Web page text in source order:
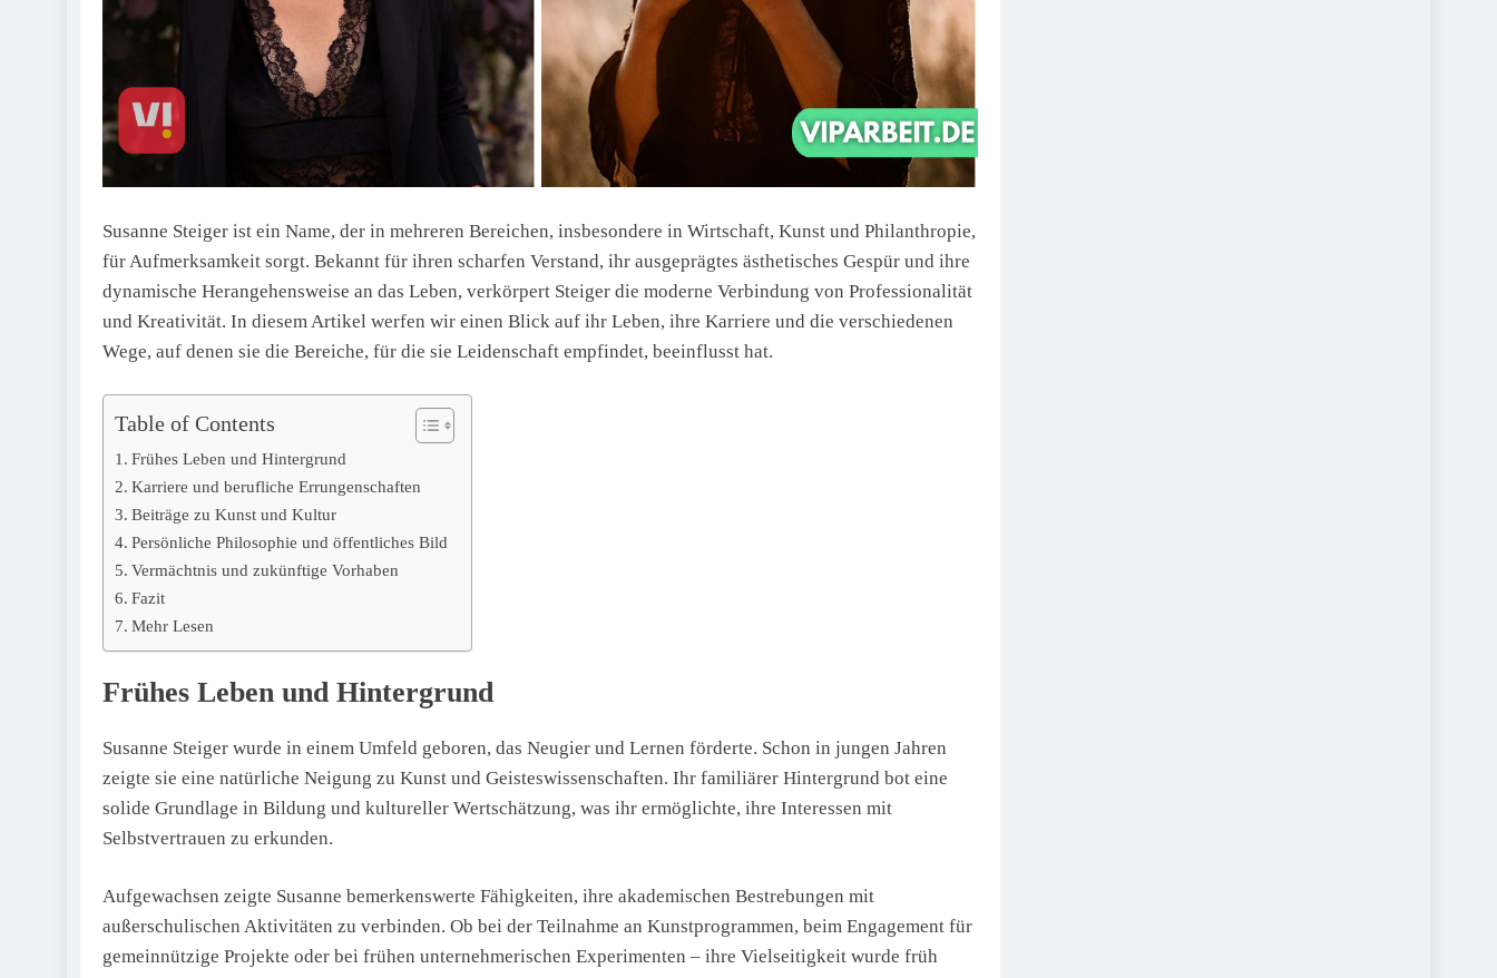
Susanne Steiger ist ein Name, der in mehreren Bereichen, insbesondere in Wirtschaft, Kunst und Philanthropie,
für Aufmerksamkeit sorgt. Bekannt für ihren scharfen Verstand, ihr ausgeprägtes ästhetisches Gespür und ihre
dynamische Herangehensweise an das Leben, verkörpert Steiger die moderne Verbindung von Professionalität
und Kreativität. In diesem Artikel werfen wir einen Blick auf ihr Leben, ihre Karriere und die verschiedenen
Wege, auf denen sie die Bereiche, für die sie Leidenschaft empfindet, beeinflusst hat.
Table of Contents
Frühes Leben und Hintergrund
Karriere und berufliche Errungenschaften
Beiträge zu Kunst und Kultur
Persönliche Philosophie und öffentliches Bild
Vermächtnis und zukünftige Vorhaben
Fazit
Mehr Lesen
Frühes Leben und Hintergrund
Susanne Steiger wurde in einem Umfeld geboren, das Neugier und Lernen förderte. Schon in jungen Jahren
zeigte sie eine natürliche Neigung zu Kunst und Geisteswissenschaften. Ihr familiärer Hintergrund bot eine
solide Grundlage in Bildung und kultureller Wertschätzung, was ihr ermöglichte, ihre Interessen mit
Selbstvertrauen zu erkunden.
Aufgewachsen zeigte Susanne bemerkenswerte Fähigkeiten, ihre akademischen Bestrebungen mit
außerschulischen Aktivitäten zu verbinden. Ob bei der Teilnahme an Kunstprogrammen, beim Engagement für
gemeinnützige Projekte oder bei frühen unternehmerischen Experimenten – ihre Vielseitigkeit wurde früh